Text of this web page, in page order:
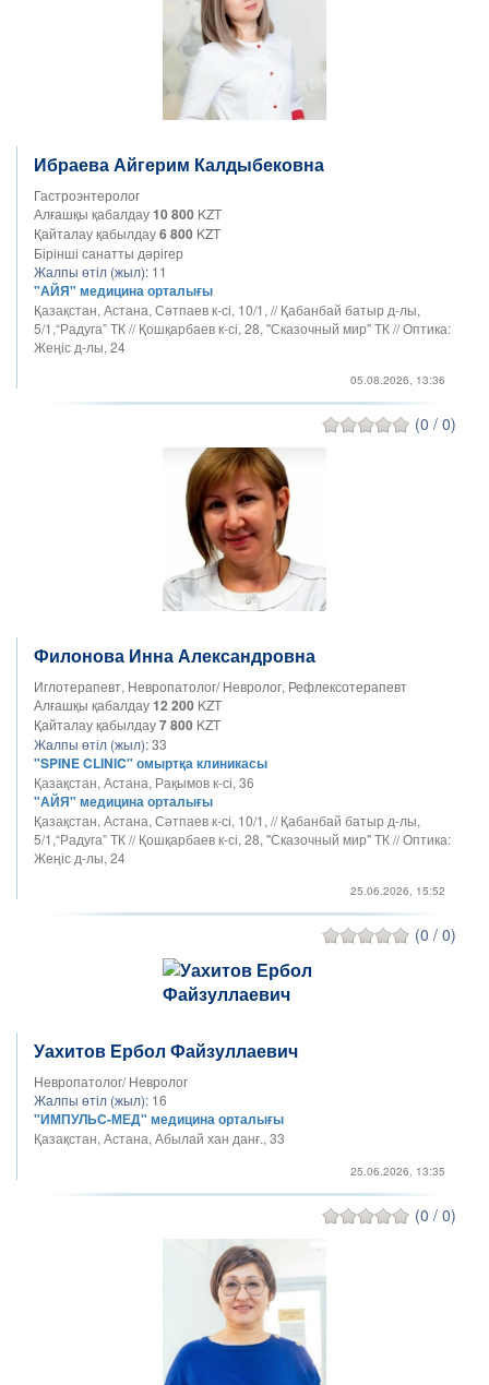
Ибраева Айгерим Калдыбековна
Гастроэнтеролог
Алғашқы қабалдау10 800 KZT
Қайталау қабылдау6 800 KZT
Бірінші санатты дәрігер
Жалпы өтіл (жыл): 11
"АЙЯ" медицина орталығы
Қазақстан, Астана, Сәтпаев к-сі, 10/1, // Қабанбай батыр д-лы,
5/1,“Радуга” ТК // Қошқарбаев к-сі, 28, "Сказочный мир" ТК // Оптика:
Жеңіс д-лы, 24
05.08.2026, 13:36
(0 / 0)
Филонова Инна Александровна
Иглотерапевт, Невропатолог/ Невролог, Рефлексотерапевт
Алғашқы қабалдау12 200 KZT
Қайталау қабылдау7 800 KZT
Жалпы өтіл (жыл):33
"SPINE CLINIC" омыртқа клиникасы
Қазақстан, Астана, Рақымов к-сі, 36
"АЙЯ" медицина орталығы
Қазақстан, Астана, Сәтпаев к-сі, 10/1, // Қабанбай батыр д-лы,
5/1,“Радуга” ТК // Қошқарбаев к-сі, 28, "Сказочный мир" ТК // Оптика:
Жеңіс д-лы, 24
25.06.2026, 15:52
(0 / 0)
Уахитов Ербол Файзуллаевич
Невропатолог/ Невролог
Жалпы өтіл (жыл): 16
"ИМПУЛЬС-МЕД" медицина орталығы
Қазақстан, Астана, Абылай хан данғ., 33
25.06.2026, 13:35
(0 / 0)